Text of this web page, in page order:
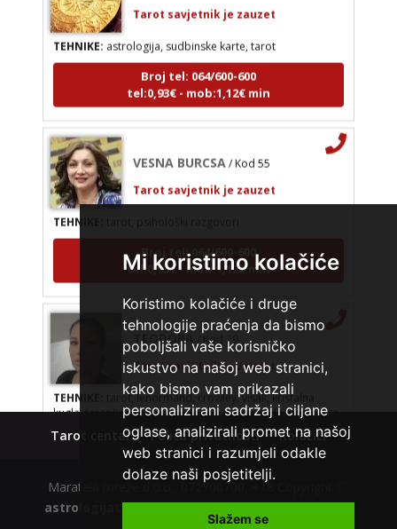
Mi koristimo kolačiće
Koristimo kolačiće i druge
tehnologije praćenja da bismo
poboljšali vaše korisničko
iskustvo na našoj web stranici,
kako bismo vam prikazali
personalizirani sadržaj i ciljane
oglase, analizirali promet na našoj
web stranici i razumjeli odakle
dolaze naši posjetitelji.
Slažem se
Broj tel: 064/600-600
tel:0,93€ - mob:1,12€ min
TEHNIKE:astrologija, sudbinske karte, tarot
Broj tel: 064/600-600
tel:0,93€ - mob:1,12€ min
VESNA BURCSA
Tarot savjetnik je zauzet
TEHNIKE:tarot, psihološki razgovori
TEODORA/ Kod 29
Tarot savjetnik je zauzet
TEHNIKE:
tarot, lenormand, crowley, visak, kristalna
kugla, terapija kristalima, čišćenje sure, izrada amajlija za
ljubav, novac, posao, urođena vidovitost, astrologija,
kristali, karmička astrologija analiza snova, magijski rituali
Broj tel: 064/600-600
tel:0,93€ - mob:1,12€ min
Tarot centar Polica privatnosti Kolačići
Maratela mreže d.o.o., 072700700, +18 Copyright Ⓒ
astrologijatarot.com| Usluge smiju koristiti osobe